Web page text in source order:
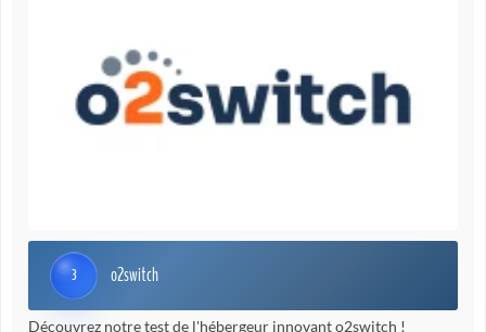
3 o2switch
Découvrez notre test de l'hébergeur innovant o2switch !